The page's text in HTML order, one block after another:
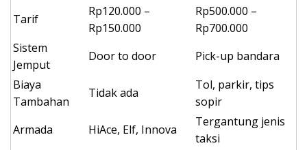
Tarif
Rp120.000 –
Rp150.000
Rp500.000 –
Rp700.000
Sistem
Jemput
Door to door
Pick-up bandara
Biaya
Tambahan
Tidak ada
Tol, parkir, tips
sopir
Armada
HiAce, Elf, Innova
Tergantung jenis
taksi